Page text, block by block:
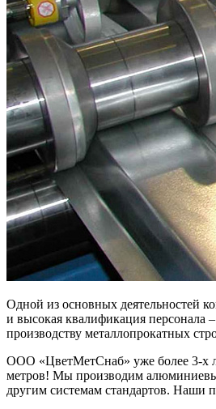
Одной из основных деятельностей
и высокая квалификация персонала
производству металлопрокатных
ООО «ЦветМетСнаб» уже более 3-х
метров! Мы производим
другим системам стандартов. Наши